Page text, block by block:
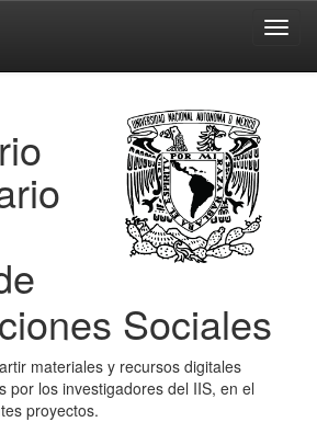
Sociales
materiales y recursos digitales
por los investigadores del IIS, en el
proyectos.